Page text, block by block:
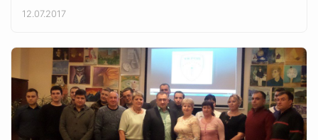
12.07.2017